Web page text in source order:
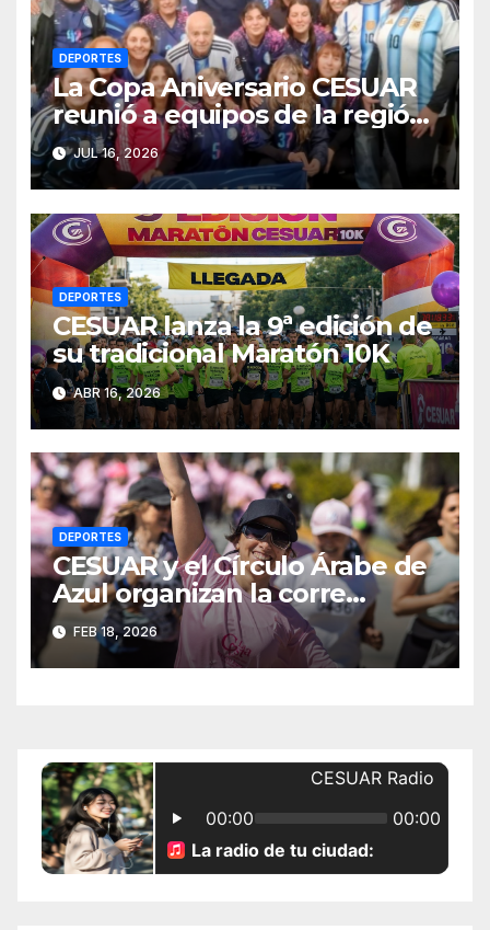
DEPORTES
La Copa Aniversario CESUAR
reunió a equipos de la región
en una jornada de newcom y
camaradería
JUL 16, 2026
DEPORTES
CESUAR lanza la 9ª edición de
su tradicional Maratón 10K
ABR 16, 2026
DEPORTES
CESUAR y el Círculo Árabe de
Azul organizan la corre
caminata “Día de la Mujer
CESUAR 2026”
FEB 18, 2026